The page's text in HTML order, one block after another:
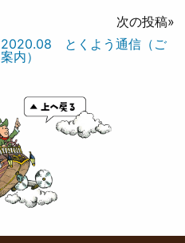
次の投稿»
2020.08 とくよう通信（ご
案内）